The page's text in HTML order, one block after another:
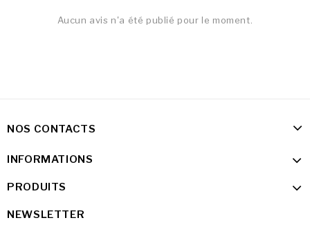
Aucun avis n'a été publié pour le moment.
NOS CONTACTS
INFORMATIONS
PRODUITS
NEWSLETTER